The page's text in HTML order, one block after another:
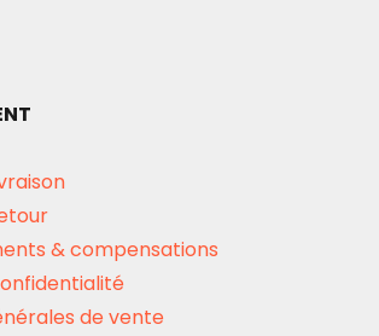
& compensations
de vente